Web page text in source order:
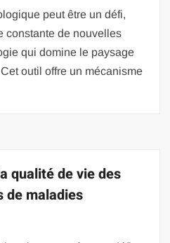
peut être un défi,
constante de nouvelles
qui domine le paysage
outil offre un mécanisme
qualité de vie des
de maladies